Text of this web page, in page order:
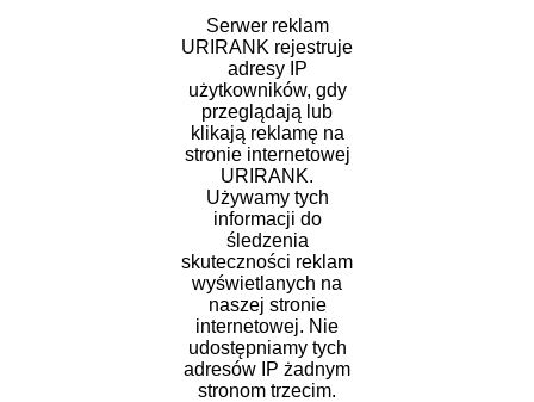
Serwer reklam
URIRANK rejestruje
adresy IP
użytkowników, gdy
przeglądają lub
klikają reklamę na
stronie internetowej
URIRANK.
Używamy tych
informacji do
śledzenia
skuteczności reklam
wyświetlanych na
naszej stronie
internetowej. Nie
udostępniamy tych
adresów IP żadnym
stronom trzecim.